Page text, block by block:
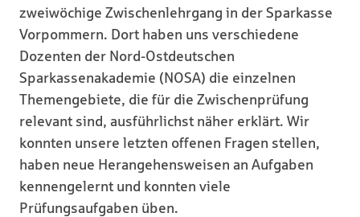
zweiwöchige Zwischenlehrgang in der Sparkasse
Vorpommern. Dort haben uns verschiedene
Dozenten der Nord-Ostdeutschen
Sparkassenakademie (NOSA) die einzelnen
Themengebiete, die für die Zwischenprüfung
relevant sind, ausführlichst näher erklärt. Wir
konnten unsere letzten offenen Fragen stellen,
haben neue Herangehensweisen an Aufgaben
kennengelernt und konnten viele
Prüfungsaufgaben üben.